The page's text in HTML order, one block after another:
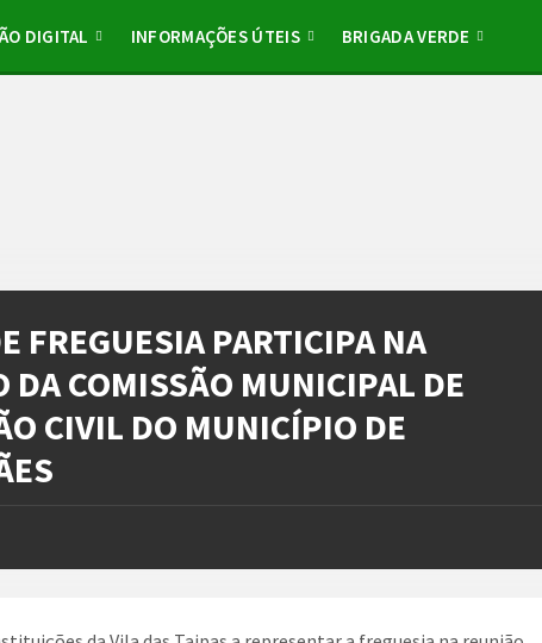
DIGITAL INFORMAÇÕES ÚTEIS BRIGADA VERDE
FREGUESIA PARTICIPA NA
DA COMISSÃO MUNICIPAL DE
CIVIL DO MUNICÍPIO DE